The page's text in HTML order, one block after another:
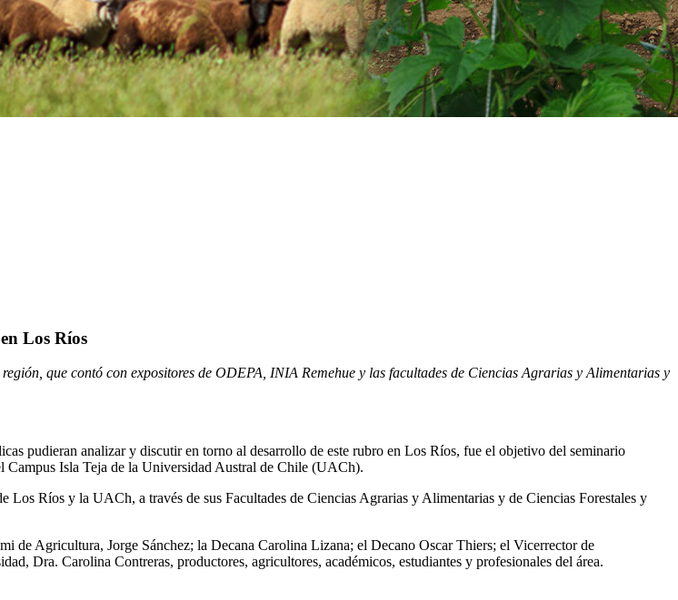
Los Ríos
que contó con expositores de ODEPA, INIA Remehue y las facultades de Ciencias Agrarias y Alimentarias y
pudieran analizar y discutir en torno al desarrollo de este rubro en Los Ríos, fue el objetivo del seminario
Isla Teja de la Universidad Austral de Chile (UACh).
Ríos y la UACh, a través de sus Facultades de Ciencias Agrarias y Alimentarias y de Ciencias Forestales y
de Agricultura, Jorge Sánchez; la Decana Carolina Lizana; el Decano Oscar Thiers; el Vicerrector de
Dra. Carolina Contreras, productores, agricultores, académicos, estudiantes y profesionales del área.